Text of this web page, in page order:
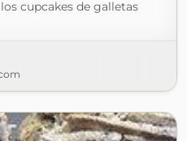
cupcakes de galletas